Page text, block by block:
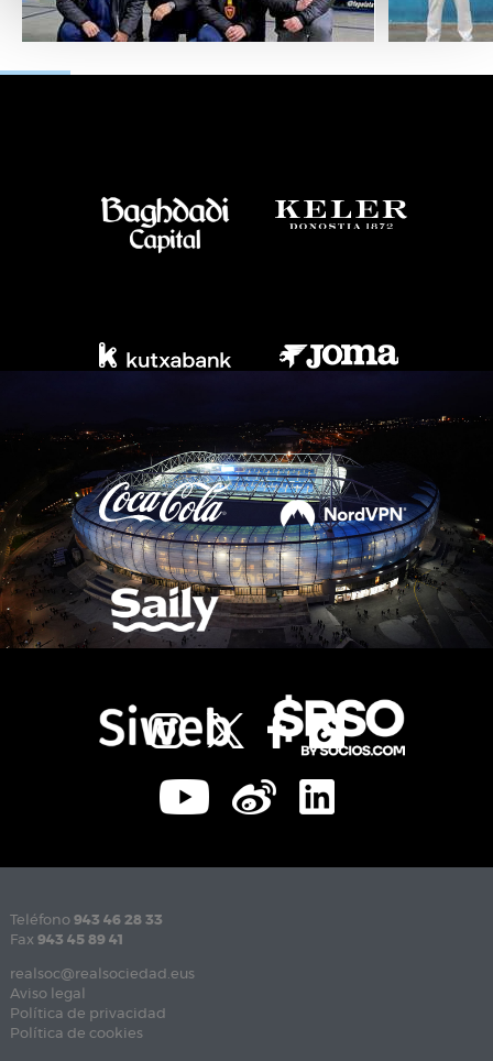
Teléfono 943 46 28 33
Fax 943 45 89 41
realsoc@realsociedad.eus
Aviso legal
Política de privacidad
Política de cookies